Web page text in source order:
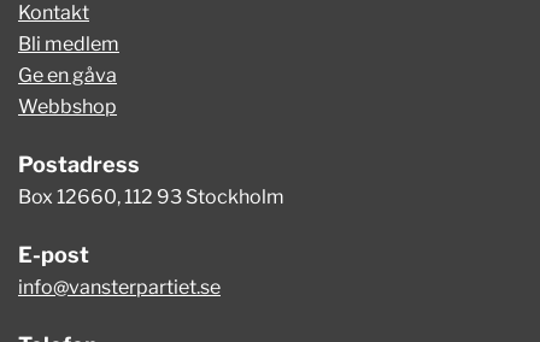
Kontakt
Bli medlem
Ge en gåva
Webbshop
Postadress
Box 12660, 112 93 Stockholm
E-post
info@vansterpartiet.se